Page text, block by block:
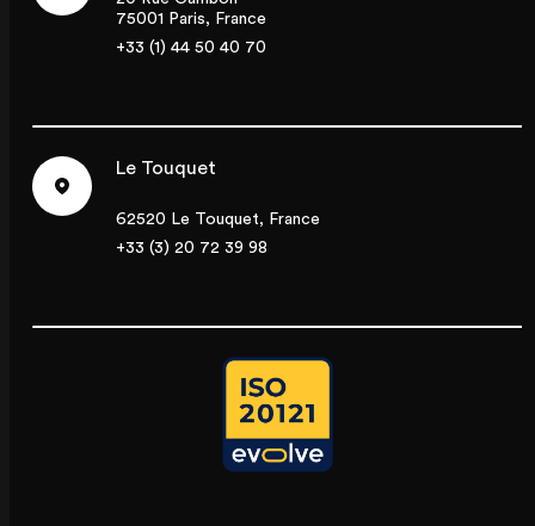
75001 Paris, France
+33 (1) 44 50 40 70
Le Touquet
62520 Le Touquet, France
+33 (3) 20 72 39 98